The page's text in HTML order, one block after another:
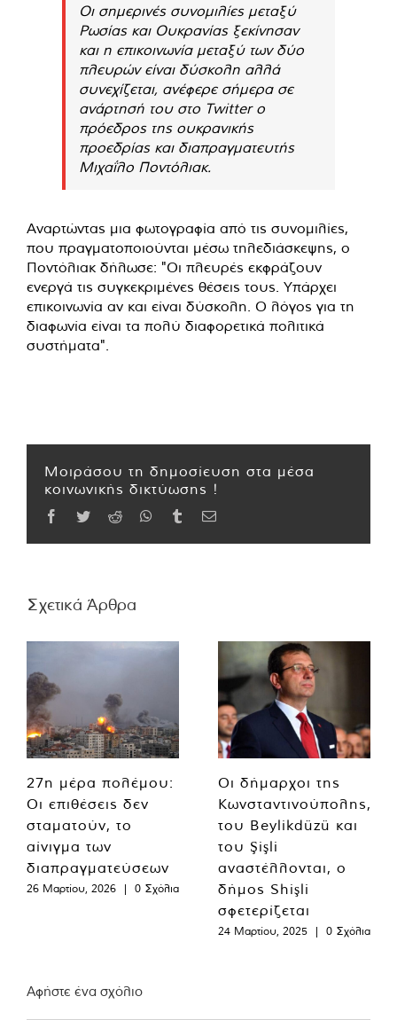
Οι σημερινές συνομιλίες μεταξύ
Ρωσίας και Ουκρανίας ξεκίνησαν
και η επικοινωνία μεταξύ των δύο
πλευρών είναι δύσκολη αλλά
συνεχίζεται, ανέφερε σήμερα σε
ανάρτησή του στο Twitter ο
πρόεδρος της ουκρανικής
προεδρίας και διαπραγματευτής
Μιχαΐλο Ποντόλιακ.
Αναρτώντας μια φωτογραφία από τις συνομιλίες,
που πραγματοποιούνται μέσω τηλεδιάσκεψης, ο
Ποντόλιακ δήλωσε: "Οι πλευρές εκφράζουν
ενεργά τις συγκεκριμένες θέσεις τους. Υπάρχει
επικοινωνία αν και είναι δύσκολη. Ο λόγος για τη
διαφωνία είναι τα πολύ διαφορετικά πολιτικά
συστήματα".
Μοιράσου τη δημοσίευση στα μέσα
κοινωνικής δικτύωσης !
Facebook
TwitterReddit WhatsApp
TumblrEmail
Σχετικά Άρθρα
27η μέρα πολέμου:
Οι επιθέσεις δεν
σταματούν, το
αίνιγμα των
διαπραγματεύσεων
26 Μαρτίου, 2026 | 0 Σχόλια
Οι δήμαρχοι της
Κωνσταντινούπολης,
του Beylikdüzü και
του Şişli
αναστέλλονται, ο
δήμος Shişli
σφετερίζεται
24 Μαρτίου, 2025 | 0 Σχόλια
Αφήστε ένα σχόλιο